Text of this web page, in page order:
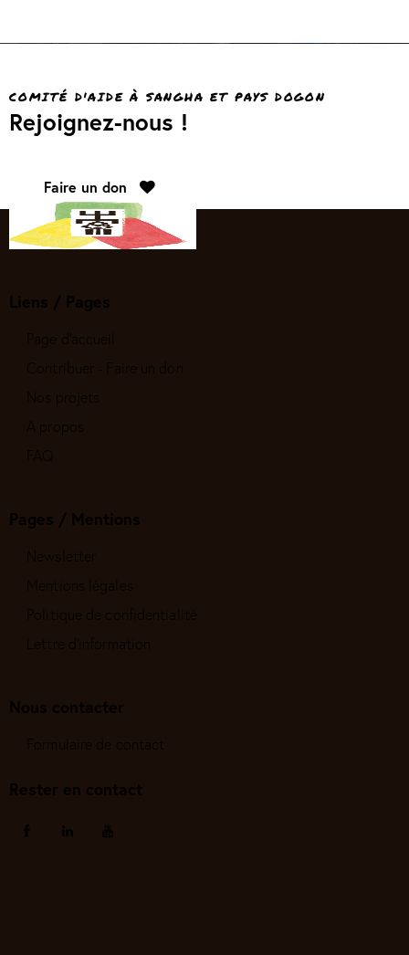
COMITÉ D'AIDE À SANGHA ET PAYS DOGON
Rejoignez-nous !
Faire un don
Liens / Pages
Contribuer - Faire un don
Nos projets
Pages / Mentions
Newsletter
Mentions légales
Politique de confidentialité
Lettre d'information
Nous contacter
Formulaire de contact
Rester en contact